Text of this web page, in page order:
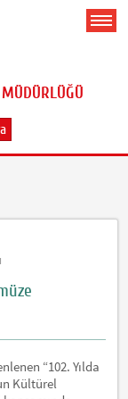
“102. Yılda
Kültürel